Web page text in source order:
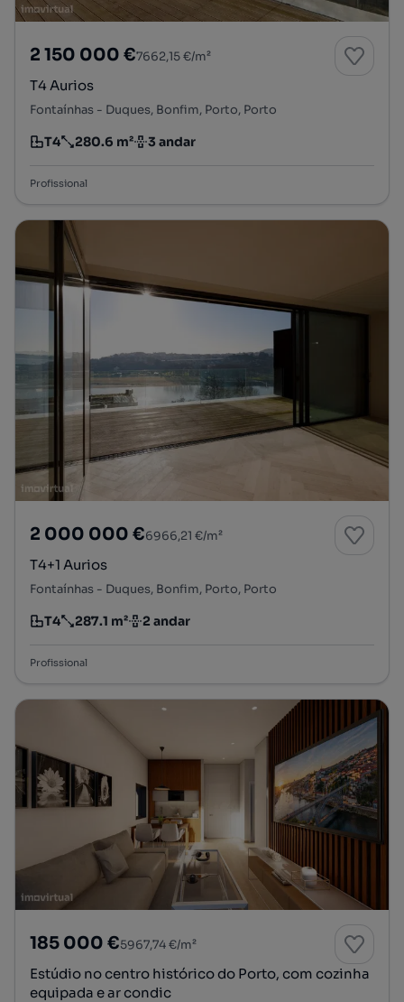
2 150 000 €7662,15 €/m²
T4 Aurios
Fontaínhas - Duques, Bonfim, Porto, Porto
Tipologia
T4
Preço por metro quadrado
280.6 m²
Andar 3 andar
Profissional
2 000 000 €6966,21 €/m²
T4+1 Aurios
Fontaínhas - Duques, Bonfim, Porto, Porto
Tipologia
T4
Preço por metro quadrado
287.1 m²
Andar 2 andar
Profissional
185 000 €5967,74 €/m²
Estúdio no centro histórico do Porto, com cozinha
equipada e ar condic